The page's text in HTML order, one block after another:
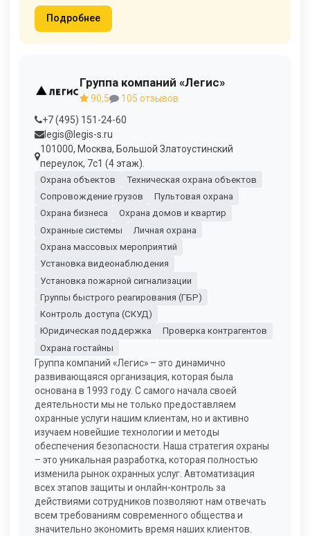
Подробнее
Группа компаний «Легис»
90,5
105 отзывов
+7 (495) 151-24-60
legis@legis-s.ru
101000, Москва, Большой Златоустинский
переулок, 7с1 (4 этаж).
Охрана объектов
Техническая охрана объектов
Сопровождение грузов
Пультовая охрана
Охрана бизнеса
Охрана домов и квартир
Охранные системы
Личная охрана
Охрана массовых мероприятий
Установка видеонаблюдения
Установка пожарной сигнализации
Группы быстрого реагирования (ГБР)
Контроль доступа (СКУД)
Юридическая поддержка
Проверка контрагентов
Охрана гостайны
Группа компаний «Легис» – это динамично
развивающаяся организация, которая была
основана в 1993 году. С самого начала своей
деятельности мы не только предоставляем
охранные услуги нашим клиентам, но и активно
изучаем новейшие технологии и методы
обеспечения безопасности. Наша стратегия охраны
– это уникальная разработка, которая полностью
изменила рынок охранных услуг. Автоматизация
всех этапов защиты и онлайн-контроль за
действиями сотрудников позволяют нам отвечать
всем требованиям современного общества и
значительно экономить время наших клиентов.